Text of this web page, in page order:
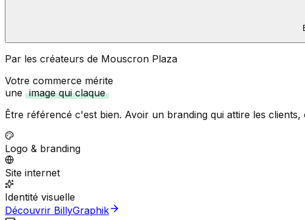
Par les créateurs de Mouscron Plaza
Votre commerce mérite
une image qui claque
Être référencé c'est bien. Avoir un branding qui attire les
Logo & branding
Site internet
Identité visuelle
Découvrir BillyGraphik